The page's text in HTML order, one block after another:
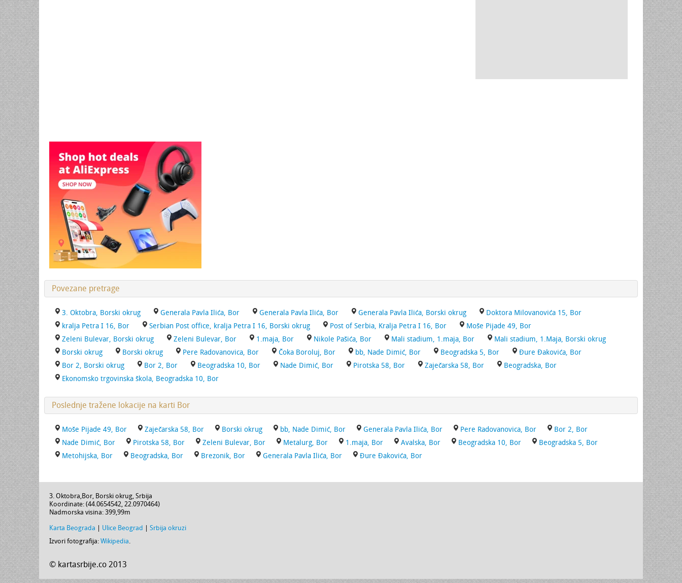
Povezane pretrage
3. Oktobra, Borski okrug Generala Pavla Ilića, Bor Generala Pavla Ilića, Bor Generala Pavla Ilića, Borski okrug
Doktora Milovanovića 15, Bor
kralja Petra I 16, Bor
Serbian Post office, kralja Petra I 16, Borski okrug Post of Serbia, Kralja Petra I 16, Bor
Moše Pijade 49, Bor
Zeleni Bulevar, Borski okrug
Zeleni Bulevar, Bor 1.maja, Bor Nikole Pašića, Bor Mali stadium, 1.maja, Bor
Mali stadium, 1.Maja, Borski okrug
Borski okrug
Borski okrug Pere Radovanovica, Bor Čoka Boroluj, Bor bb, Nade Dimić, Bor Beogradska 5, Bor
Đure Đakovića, Bor
Bor 2, Borski okrug
Bor 2, Bor Beogradska 10, Bor Nade Dimić, Bor Pirotska 58, Bor Zaječarska 58, Bor
Beogradska, Bor
Ekonomsko trgovinska škola, Beogradska 10, Bor
Poslednje tražene lokacije na karti Bor
Moše Pijade 49, Bor Zaječarska 58, Bor Borski okrug bb, Nade Dimić, Bor Generala Pavla Ilića, Bor Pere Radovanovica, Bor
Bor 2, Bor
Nade Dimić, Bor
Pirotska 58, Bor Zeleni Bulevar, Bor Metalurg, Bor 1.maja, Bor Avalska, Bor Beogradska 10, Bor
Beogradska 5, Bor
Metohijska, Bor
Beogradska, Bor Brezonik, Bor Generala Pavla Ilića, Bor Đure Đakovića, Bor
3. Oktobra,Bor, Borski okrug, Srbija
Koordinate: (44.0654542, 22.0970464)
Nadmorska visina: 399,99m
Karta Beograda Ulice Beograd
Srbija okruzi
Izvori fotografija: Wikipedia.
© kartasrbije.co 2013